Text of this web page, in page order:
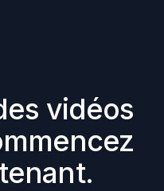
vidéos